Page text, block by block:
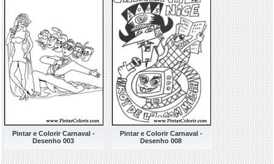
Pintar e Colorir Carnaval -
Desenho 003
Pintar e Colorir Carnaval -
Desenho 008